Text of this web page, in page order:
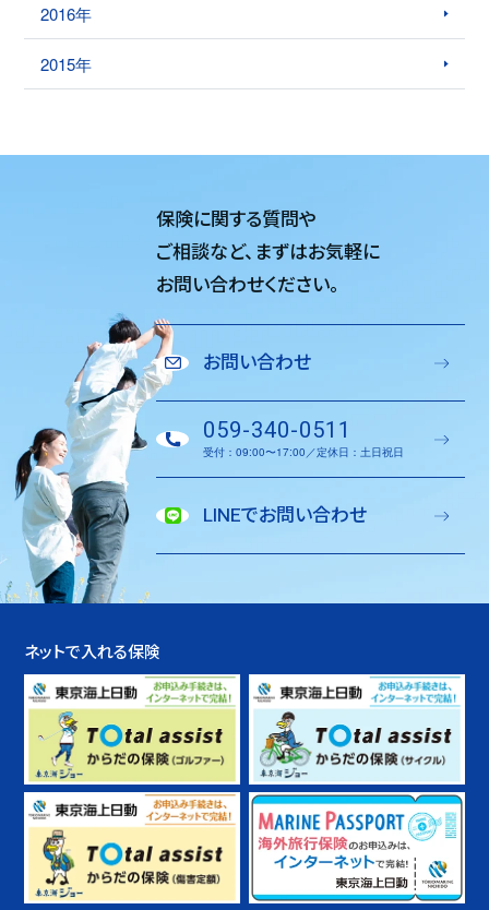
2016年
2015年
保険に関する質問や
ご相談など、 まずはお気軽に
お問い合わせください。
お問い合わせ
059-340-0511
受付：09:00〜17:00／定休日：土日祝日
LINEでお問い合わせ
ネットで入れる保険